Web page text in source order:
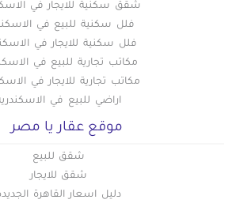
شقق سكنية للايجار في
فلل سكنية للبيع في
فلل سكنية للايجار في
مكاتب تجارية للبيع في
مكاتب تجارية للايجار في
اراضي للبيع في
موقع عقار يا مصر
شقق للبيع
شقق للايجار
دليل اسعار القاهرة